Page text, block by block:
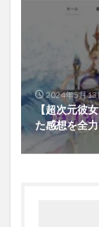
2024年5月13
【超次元彼
た感想を全